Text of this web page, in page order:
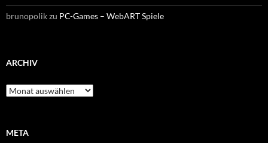
brunopolikzu PC-Games – WebART Spiele
ARCHIV
Archiv
META